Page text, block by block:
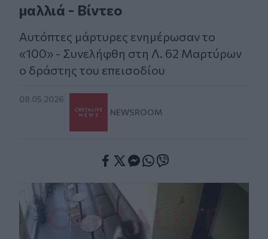
μαλλιά - Βίντεο
Αυτόπτες μάρτυρες ενημέρωσαν το
«100» - Συνελήφθη στη Λ. 62 Μαρτύρων
ο δράστης του επεισοδίου
08.05.2026
NEWSROOM